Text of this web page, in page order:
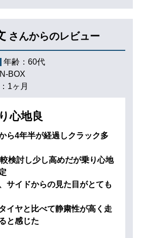
さんからのレビュー
年齢： 60代
BOX
1ヶ月
心地良
ら4年半が経過しクラック多
検討し少し高めだが乗り心地
サイドからの見た目がとても
イヤと比べて静粛性が高く走
と感じた